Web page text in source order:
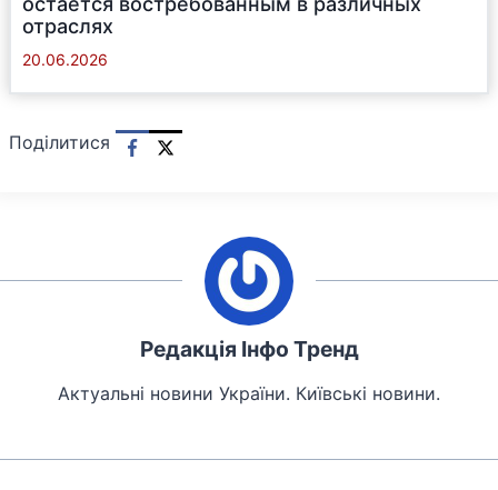
отраслях
20.06.2026
Поділитися
Редакція Інфо Тренд
Актуальні новини України. Київські новини.